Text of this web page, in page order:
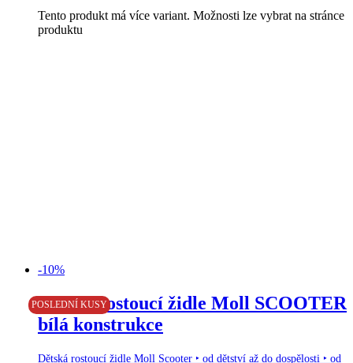
Tento produkt má více variant. Možnosti lze vybrat na stránce
produktu
-10%
POSLEDNÍ KUSY
Dětská rostoucí židle Moll SCOOTER
bílá konstrukce
Dětská rostoucí židle Moll Scooter ‣ od dětství až do dospělosti ‣ od